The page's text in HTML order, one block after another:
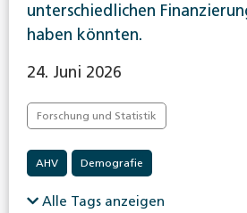
unterschiedlichen
haben könnten.
24. Juni 2026
Forschung und Statistik
AHV Demografie
Alle Tags anzeigen